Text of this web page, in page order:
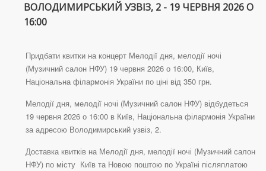
ВОЛОДИМИРСЬКИЙ УЗВІЗ, 2 - 19 ЧЕРВНЯ 2026 О
16:00
Придбати квитки на концерт Мелодії дня, мелодії ночі
(Музичний салон НФУ) 19 червня 2026 о 16:00, Київ,
Національна філармонія України по ціні від 350 грн.
Мелодії дня, мелодії ночі (Музичний салон НФУ) відбудеться
19 червня 2026 о 16:00 в Київ, Національна філармонія України
за адресою Володимирський узвіз, 2.
Доставка квитків на Мелодії дня, мелодії ночі (Музичний салон
НФУ) по місту Київ та Новою поштою по Україні післяплатою